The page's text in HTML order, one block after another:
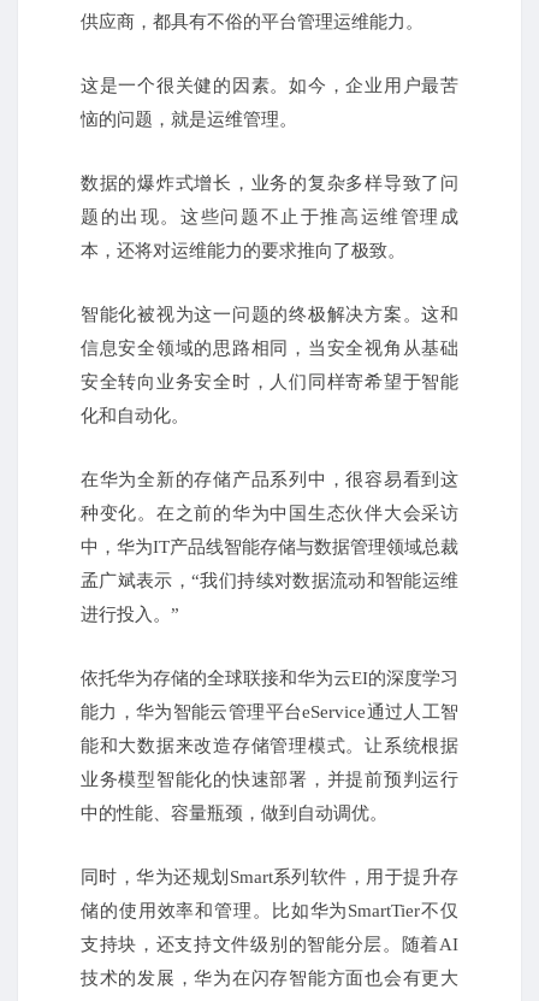
供应商，都具有不俗的平台管理运维能力。
这是一个很关健的因素。如今，企业用户最苦
恼的问题，就是运维管理。
数据的爆炸式增长，业务的复杂多样导致了问
题的出现。这些问题不止于推高运维管理成
本，还将对运维能力的要求推向了极致。
智能化被视为这一问题的终极解决方案。这和
信息安全领域的思路相同，当安全视角从基础
安全转向业务安全时，人们同样寄希望于智能
化和自动化。
在华为全新的存储产品系列中，很容易看到这
种变化。在之前的华为中国生态伙伴大会采访
中，华为IT产品线智能存储与数据管理领域总裁
孟广斌表示，“我们持续对数据流动和智能运维
进行投入。”
依托华为存储的全球联接和华为云EI的深度学习
能力，华为智能云管理平台eService通过人工智
能和大数据来改造存储管理模式。让系统根据
业务模型智能化的快速部署，并提前预判运行
中的性能、容量瓶颈，做到自动调优。
同时，华为还规划Smart系列软件，用于提升存
储的使用效率和管理。比如华为SmartTier不仅
支持块，还支持文件级别的智能分层。随着AI
技术的发展，华为在闪存智能方面也会有更大